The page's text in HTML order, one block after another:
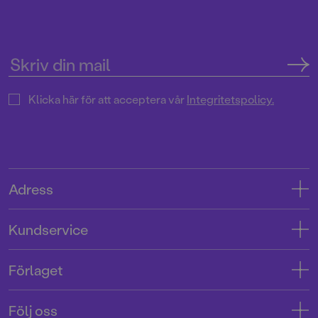
Klicka här för att acceptera vårIntegritetspolicy.
Adress
08-769 88 00
Tryckerigatan 4
103 12 Stockholm
Kundservice
Användarvillkor intressenter
Förlaget
Följ oss